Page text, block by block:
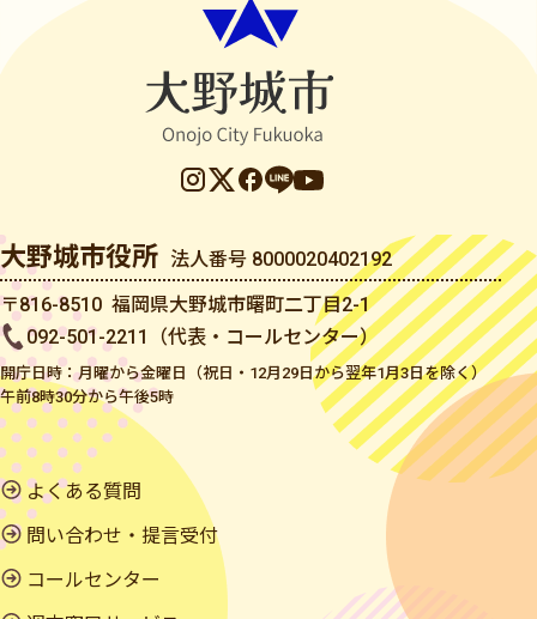
大野城市役所 法人番号 8000020402192
〒816-8510 福岡県大野城市曙町二丁目2-1
092-501-2211（代表・コールセンター）
開庁日時：月曜から金曜日（祝日・12月29日から翌年1月3日を除く）
午前8時30分から午後5時
よくある質問
問い合わせ・提言受付
コールセンター